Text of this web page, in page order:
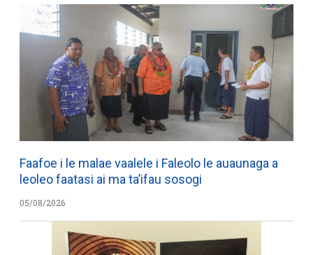
Faafoe i le malae vaalele i Faleolo le auaunaga a
leoleo faatasi ai ma ta’ifau sosogi
05/08/2026